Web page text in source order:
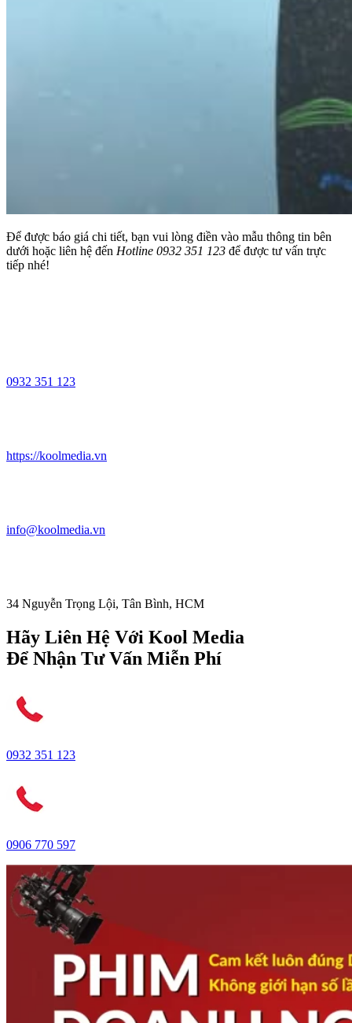
Để được báo giá chi tiết, bạn vui lòng điền vào mẫu thông tin bên
dưới hoặc liên hệ đến Hotline 0932 351 123 để được tư vấn trực
tiếp nhé!
0932 351 123
https://koolmedia.vn
info@koolmedia.vn
34 Nguyễn Trọng Lội, Tân Bình, HCM
Hãy Liên Hệ Với Kool Media
Để Nhận Tư Vấn Miễn Phí
0932 351 123
0906 770 597